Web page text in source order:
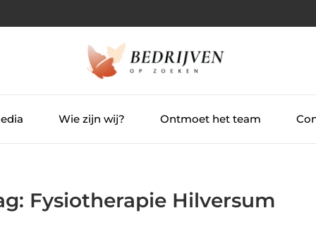
Wie zijn wij? Ontmoet het team
Fysiotherapie Hilversum